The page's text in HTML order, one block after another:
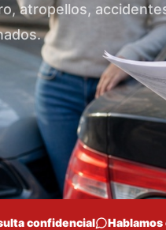
atropellos,
confidencial Hablamos